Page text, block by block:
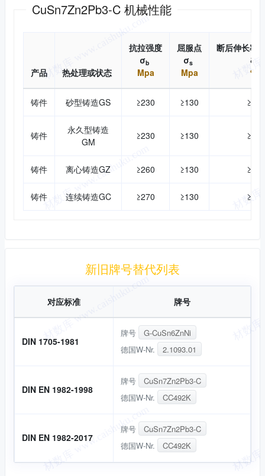
CuSn7Zn2Pb3-C 机械性能
产品 热处理或状态
抗拉强度
σb
Mpa
屈服点
σs
Mpa
断后伸长率
δ
%
铸件 砂型铸造GS ≥230 ≥130 ≥14
铸件
永久型铸造
GM
≥230 ≥130 ≥12
铸件 离心铸造GZ ≥260 ≥130 ≥12
铸件 连续铸造GC ≥270 ≥130 ≥12
新旧牌号替代列表
对应标准 牌号
DIN 1705-1981
牌号
G-CuSn6ZnNi
德国W-Nr.
2.1093.01
DIN EN 1982-1998
牌号
CuSn7Zn2Pb3-C
德国W-Nr.
CC492K
DIN EN 1982-2017
牌号
CuSn7Zn2Pb3-C
德国W-Nr.
CC492K